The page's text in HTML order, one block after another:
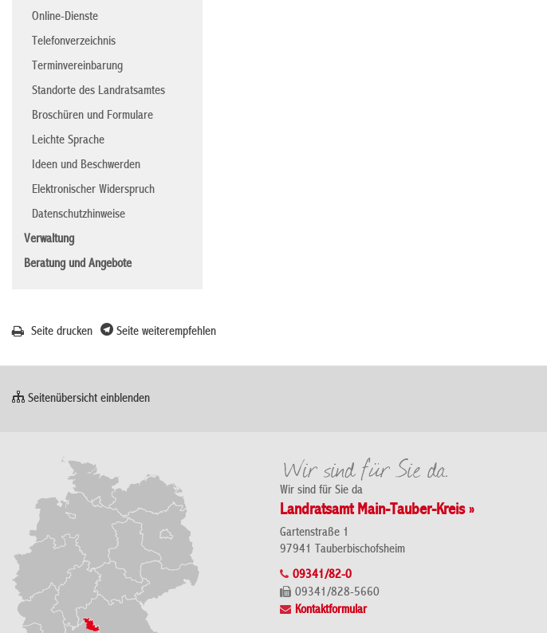
Online-Dienste
Telefonverzeichnis
Terminvereinbarung
Standorte des Landratsamtes
Broschüren und Formulare
Leichte Sprache
Ideen und Beschwerden
Elektronischer Widerspruch
Datenschutzhinweise
Verwaltung
Beratung und Angebote
Seite drucken Seite weiterempfehlen
Seitenübersicht einblenden
Wir sind für Sie da
Landratsamt Main-Tauber-Kreis »
Gartenstraße 1
97941 Tauberbischofsheim
09341/82-0
09341/828-5660
Kontaktformular